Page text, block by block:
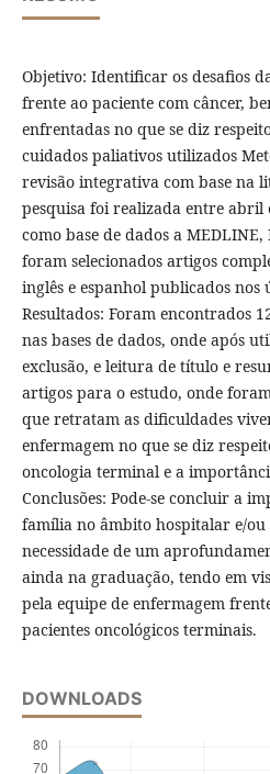
Objetivo: Identificar os desafios
frente ao paciente com câncer,
enfrentadas no que se diz
cuidados paliativos utilizados
revisão integrativa com base na
pesquisa foi realizada entre abril
como base de dados a MEDLINE,
foram selecionados artigos
inglês e espanhol publicados nos
Resultados: Foram encontrados
nas bases de dados, onde após
exclusão, e leitura de título e
artigos para o estudo, onde
que retratam as dificuldades
enfermagem no que se diz
oncologia terminal e a
Conclusões: Pode-se concluir a
família no âmbito hospitalar e/
necessidade de um
ainda na graduação, tendo em
pela equipe de enfermagem
pacientes oncológicos terminais.
DOWNLOADS